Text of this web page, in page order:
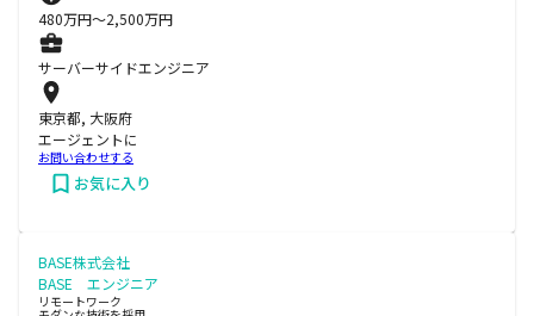
480万円〜2,500万円
サーバーサイドエンジニア
東京都, 大阪府
エージェントに
お問い合わせする
お気に入り
BASE株式会社
BASE エンジニア
リモートワーク